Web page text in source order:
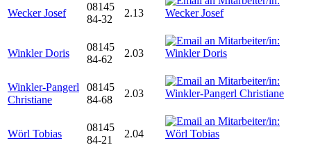
Wecker Josef
08145
84-32
2.13
Winkler Doris
08145
84-62
2.03
Winkler-Pangerl
Christiane
08145
84-68
2.03
Wörl Tobias
08145
84-21
2.04